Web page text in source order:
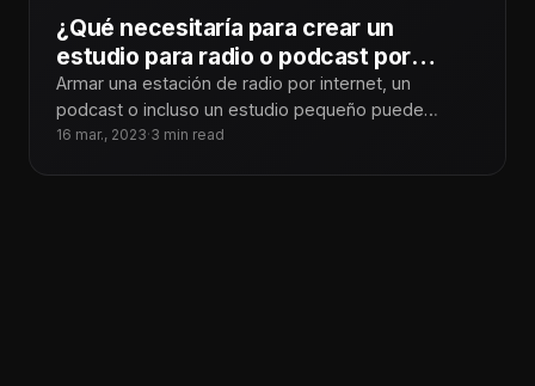
¿Qué necesitaría para crear un
estudio para radio o podcast por
internet?
Armar una estación de radio por internet, un
podcast o incluso un estudio pequeño puede
parecer una tarea abrumadora al
16 mar., 2023·3 min read